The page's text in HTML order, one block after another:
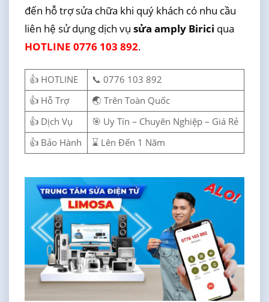
đến hỗ trợ sửa chữa khi quý khách có nhu cầu
liên hệ sử dụng dịch vụ sửa amply Birici qua
HOTLINE 0776 103 892.
👍 HOTLINE
📞 0776 103 892
👍 Hỗ Trợ
🌏 Trên Toàn Quốc
👍 Dịch Vụ
🎯 Uy Tín – Chuyên Nghiệp – Giá Rẻ
👍 Bảo Hành
⌛ Lên Đến 1 Năm